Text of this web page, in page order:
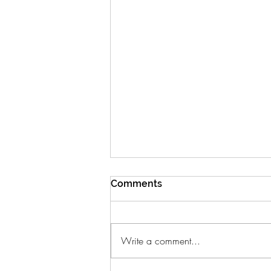
Comments
Write a comment...